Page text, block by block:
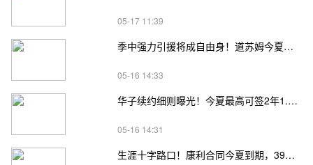
05-17 11:39
季中强力引援将成自由身！道苏姆今夏可签3年5240万续约合同
05-16 14:33
华子续约细则曝光！今夏最高可签2年1.216亿，冲最佳阵解锁4年3亿顶薪
05-16 14:31
生涯十字路口！康利合同今夏到期，39岁老将面临退役或再战抉择